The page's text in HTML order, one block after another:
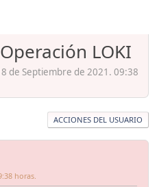
LOKI
de Septiembre de 2021. 09:38
ACCIONES DEL USUARIO
horas.